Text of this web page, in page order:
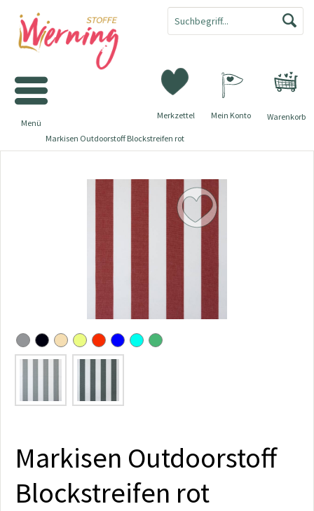
Warenkorb
Merkzettel Mein Konto
Menü
Markisen Outdoorstoff Blockstreifen rot
Markisen Outdoorstoff
Blockstreifen rot